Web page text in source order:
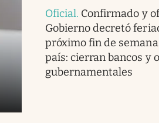
Oficial. Confirmado y
Gobierno decretó
próximo fin de
país: cierran bancos y
gubernamentales